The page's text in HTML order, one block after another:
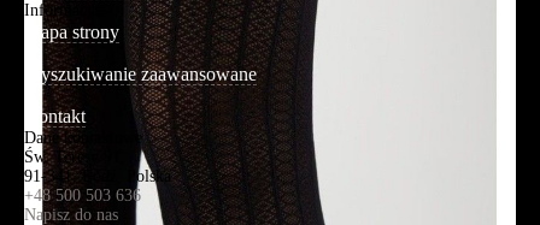
Informacja
Mapa strony
Wyszukiwanie zaawansowane
Kontakt
Dane kontaktowe
Św. Teresy 91,
91-341, Łódź, Polska
+48 500 503 636
Napisz do nas